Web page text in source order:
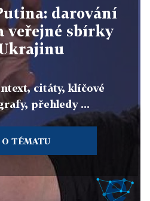
darování
sbírky
citáty, klíčové
přehledy ...
O TÉMATU